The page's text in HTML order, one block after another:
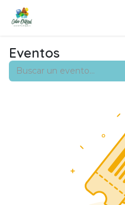
Ir al contenido
Eventos